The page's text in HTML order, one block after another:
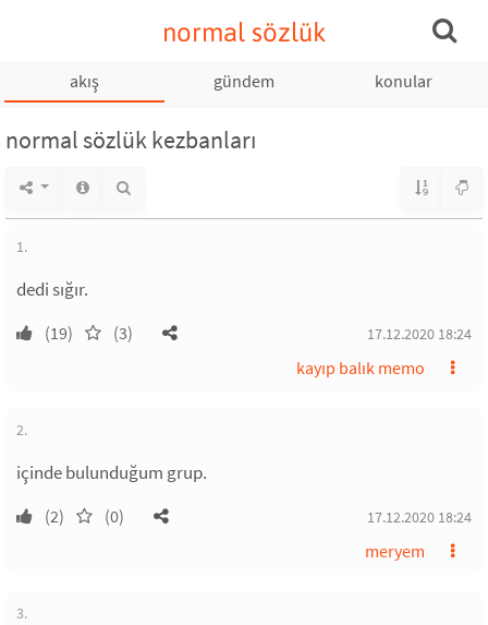
normal sözlük
akış gündem konular
normal sözlük kezbanları
1.
dedi sığır.
(19) (3) 17.12.2020 18:24
kayıp balık memo
2.
içinde bulunduğum grup.
(2) (0) 17.12.2020 18:24
meryem
3.